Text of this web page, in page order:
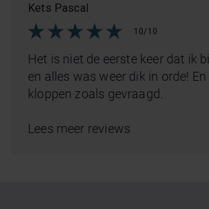
Kets Pascal
10/10
Het is niet de eerste keer dat ik
en alles was weer dik in orde!
kloppen zoals gevraagd.
Lees meer reviews